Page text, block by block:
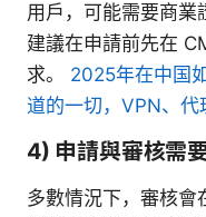
用戶，可能需要商業
建議在申請前先在
求。 2025年在中国
道的一切，VPN、
4) 申請與審核需
多數情況下，審核會